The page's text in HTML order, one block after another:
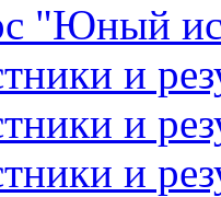
"Юный
и
и
и